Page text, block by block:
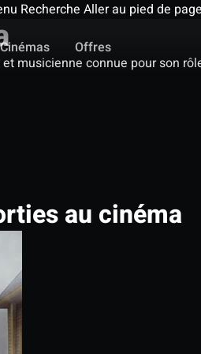
Recherche Aller au pied de page
Cinémas Offres
musicienne connue pour son
au cinéma